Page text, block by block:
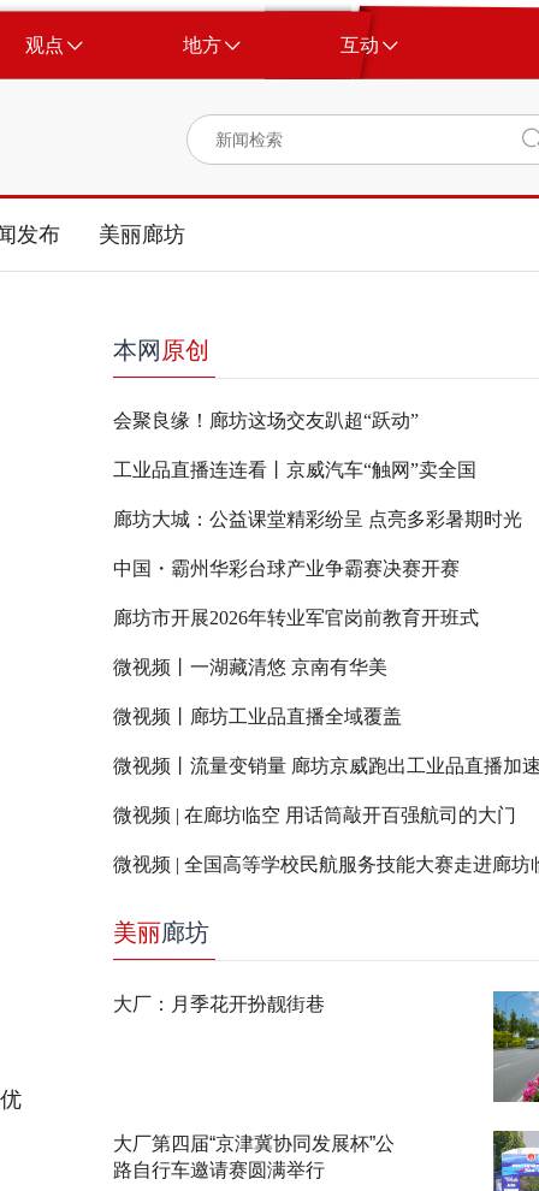
观点 地方 互动
发布 美丽廊坊
本网 原创
会聚良缘！廊坊这场交友趴超“跃动”
工业品直播连连看丨京威汽车“触网”卖全国
廊坊大城：公益课堂精彩纷呈 点亮多彩暑期时光
中国・霸州华彩台球产业争霸赛决赛开赛
廊坊市开展2026年转业军官岗前教育开班式
微视频丨一湖藏清悠 京南有华美
微视频丨廊坊工业品直播全域覆盖
微视频丨流量变销量 廊坊京威跑出工业品直播加
微视频 | 在廊坊临空 用话筒敲开百强航司的大门
微视频 | 全国高等学校民航服务技能大赛走进廊坊
美丽廊坊
大厂：月季花开扮靓街巷
大厂第四届“京津冀协同发展杯”公
路自行车邀请赛圆满举行